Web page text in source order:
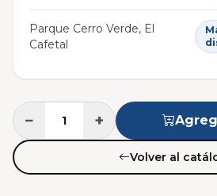
Parque Cerro Verde, El
Cafetal
− +
Volver al